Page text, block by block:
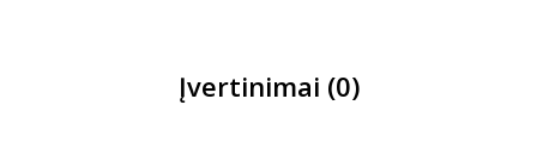
Įvertinimai (0)